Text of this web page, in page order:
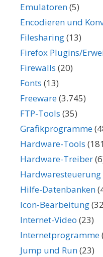
Emulatoren(5)
Encodieren und
Filesharing(13)
Firefox Plugins/
Firewalls (20)
Fonts (13)
Freeware(3.745)
FTP-Tools (35)
Grafikprogramme
Hardware-Tools
Hardware-Treiber
Hardwaresteuerung
Hilfe-Datenbanken
Icon-Bearbeitung
Internet-Video (23)
Internetprogramme
Jump und Run(23)